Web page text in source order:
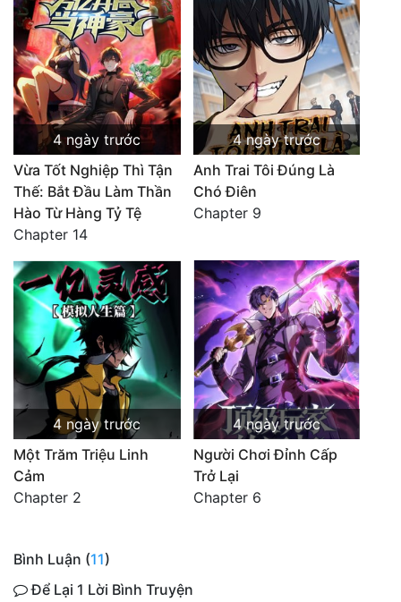
4 ngày trước
Vừa Tốt Nghiệp Thì Tận
Thế: Bắt Đầu Làm Thần
Hào Từ Hàng Tỷ Tệ
Chapter 14
4 ngày trước
Anh Trai Tôi Đúng Là
Chó Điên
Chapter 9
4 ngày trước
Một Trăm Triệu Linh
Cảm
Chapter 2
4 ngày trước
Người Chơi Đỉnh Cấp
Trở Lại
Chapter 6
Bình Luận (11)
Để Lại 1 Lời Bình Truyện